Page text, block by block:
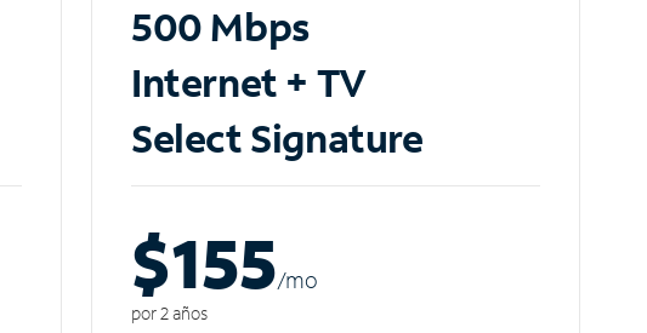
500 Mbps
Internet + TV
Select Signature
$155/mo
por 2 años